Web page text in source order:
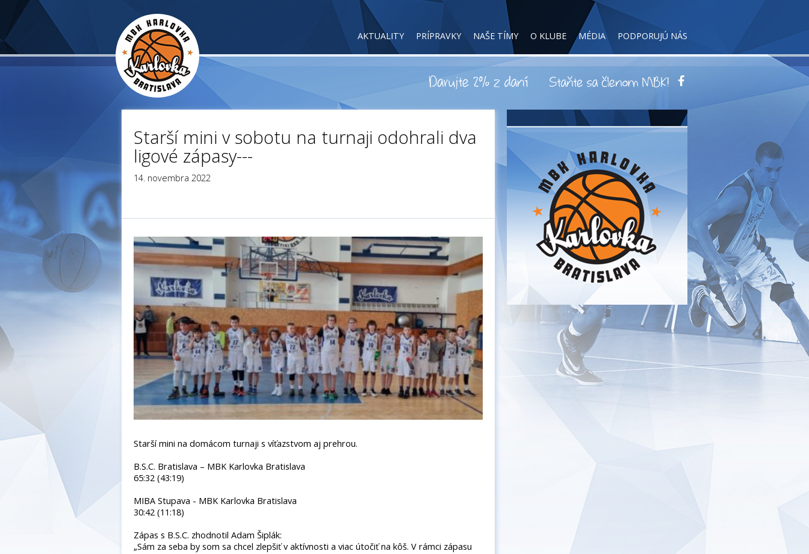
AKTUALITY PRÍPRAVKY NAŠE TÍMY O KLUBE MÉDIA PODPORUJÚ NÁS
Starší mini v sobotu na turnaji odohrali dva
ligové zápasy---
14. novembra 2022
Starší mini na domácom turnaji s víťazstvom aj prehrou.
B.S.C. Bratislava – MBK Karlovka Bratislava
65:32 (43:19)
MIBA Stupava - MBK Karlovka Bratislava
30:42 (11:18)
Zápas s B.S.C. zhodnotil Adam Šiplák:
„Sám za seba by som sa chcel zlepšiť v aktívnosti a viac útočiť na kôš. V rámci zápasu